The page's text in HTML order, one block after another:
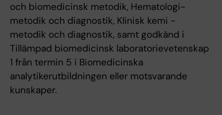
och biomedicinsk metodik, Hematologi-
metodik och diagnostik, Klinisk kemi -
metodik och diagnostik, samt godkänd i
Tillämpad biomedicinsk laboratorievetenskap
1 från termin 5 i Biomedicinska
analytikerutbildningen eller motsvarande
kunskaper.